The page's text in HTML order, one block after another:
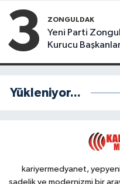
3 ZONGULDAK
Yeni Parti
Kurucu
Yükleniyor...
kariyermedyanet,
sadelik ve modernizmi bir